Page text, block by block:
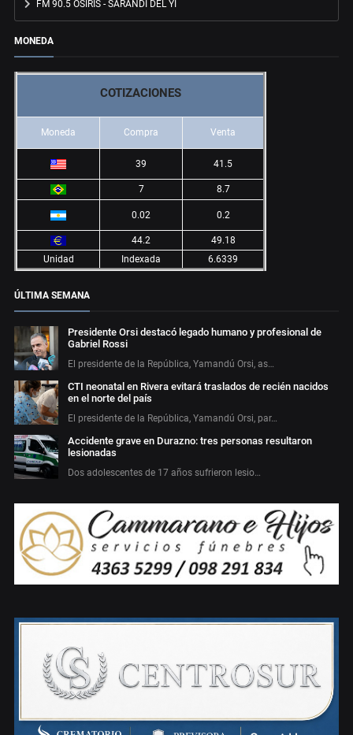
FM 90.5 OSIRIS - SARANDÍ DEL YÍ
MONEDA
COTIZACIONES
Moneda Compra Venta
39 41.5
7 8.7
0.02 0.2
44.2
49.18
Unidad
Indexada 6.6339
ÚLTIMA SEMANA
Presidente Orsi destacó legado humano y profesional de
Gabriel Rossi
El presidente de la República, Yamandú Orsi, as…
CTI neonatal en Rivera evitará traslados de recién nacidos
en el norte del país
El presidente de la República, Yamandú Orsi, par…
Accidente grave en Durazno: tres personas resultaron
lesionadas
Dos adolescentes de 17 años sufrieron lesio…